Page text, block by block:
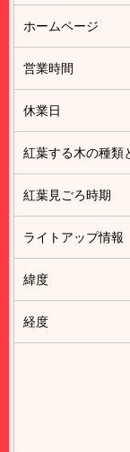
ホームページ
営業時間
休業日
紅葉する木の種類
紅葉見ごろ時期
ライトアップ情報
緯度
経度